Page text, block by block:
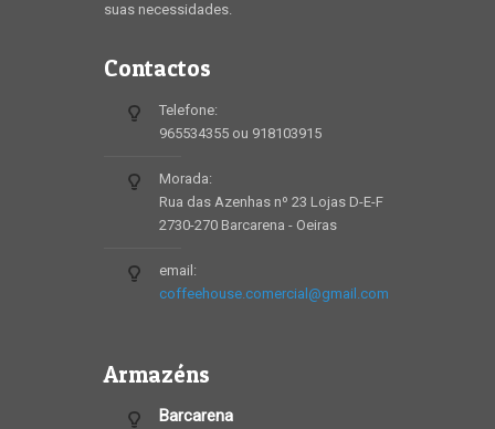
suas necessidades.
Contactos
Telefone:
965534355 ou 918103915
Morada:
Rua das Azenhas nº 23 Lojas D-E-F
2730-270 Barcarena - Oeiras
email:
coffeehouse.comercial@gmail.com
Armazéns
Barcarena